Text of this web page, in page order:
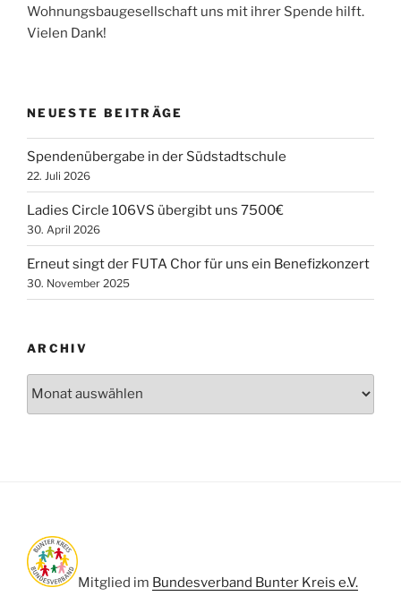
Wohnungsbaugesellschaft uns mit ihrer Spende hilft.
Vielen Dank!
NEUESTE BEITRÄGE
Spendenübergabe in der Südstadtschule
22. Juli 2026
Ladies Circle 106VS übergibt uns 7500€
30. April 2026
Erneut singt der FUTA Chor für uns ein Benefizkonzert
30. November 2025
ARCHIV
Mitglied im Bundesverband Bunter Kreis e.V.